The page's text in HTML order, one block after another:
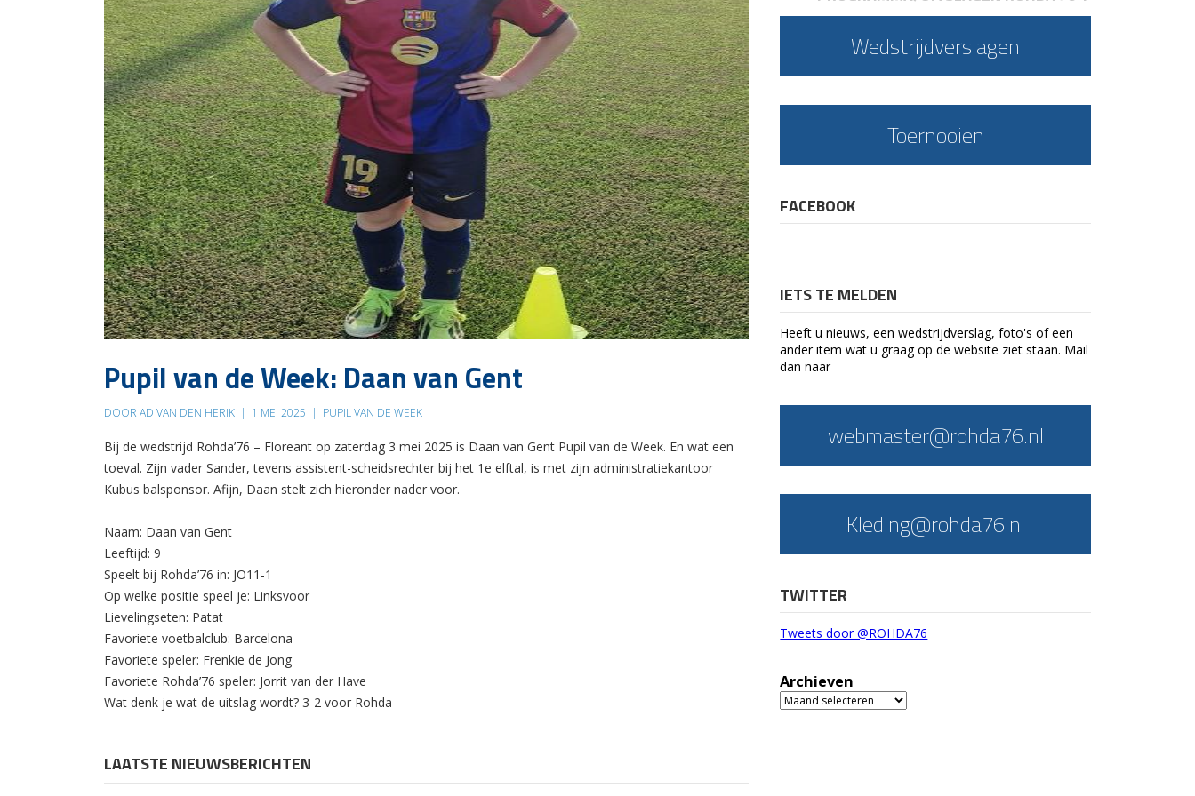
Pupil van de Week: Daan van Gent
DOOR AD VAN DEN HERIK | 1 MEI 2025 | PUPIL VAN DE WEEK
Bij de wedstrijd Rohda’76 – Floreant op zaterdag 3 mei 2025 is Daan van Gent Pupil van de Week. En wat een
toeval. Zijn vader Sander, tevens assistent-scheidsrechter bij het 1e elftal, is met zijn administratiekantoor
Kubus balsponsor. Afijn, Daan stelt zich hieronder nader voor.
Naam: Daan van Gent
Leeftijd: 9
Speelt bij Rohda’76 in: JO11-1
Op welke positie speel je: Linksvoor
Lievelingseten: Patat
Favoriete voetbalclub: Barcelona
Favoriete speler: Frenkie de Jong
Favoriete Rohda’76 speler: Jorrit van der Have
Wat denk je wat de uitslag wordt? 3-2 voor Rohda
LAATSTE NIEUWSBERICHTEN
Wedstrijdverslagen
Toernooien
FACEBOOK
IETS TE MELDEN
Heeft u nieuws, een wedstrijdverslag, foto's of een
ander item wat u graag op de website ziet staan. Mail
dan naar
webmaster@rohda76.nl
Kleding@rohda76.nl
TWITTER
Tweets door @ROHDA76
Archieven
Archieven